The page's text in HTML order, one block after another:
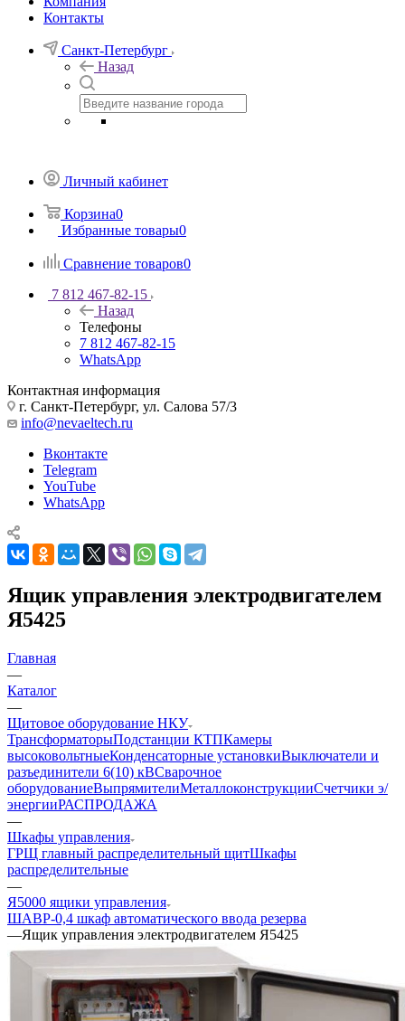
Контакты
Санкт-Петербург
Назад
Личный кабинет
Корзина0
Избранные товары0
Сравнение товаров0
7 812 467-82-15
Назад
Телефоны
7 812 467-82-15
WhatsApp
Контактная информация
г. Санкт-Петербург, ул. Салова 57/3
info@nevaeltech.ru
Вконтакте
Telegram
YouTube
WhatsApp
Ящик управления электродвигателем
Я5425
Главная
—
Каталог
—
Щитовое оборудование НКУ
ТрансформаторыПодстанции КТПКамеры
высоковольтныеКонденсаторные установкиВыключатели и
разъединители 6(10) кВСварочное
оборудованиеВыпрямителиМеталлоконструкцииСчетчики э/
энергииРАСПРОДАЖА
—
Шкафы управления
ГРЩ главный распределительный щитШкафы
распределительные
—
Я5000 ящики управления
ШАВР-0,4 шкаф автоматического ввода резерва
—Ящик управления электродвигателем Я5425